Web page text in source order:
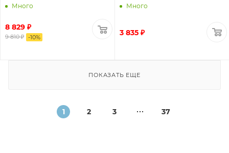
Много
8 829 ₽
9 810 ₽ -10%
Много
3 835 ₽
ПОКАЗАТЬ ЕЩЕ
1 2 3 37